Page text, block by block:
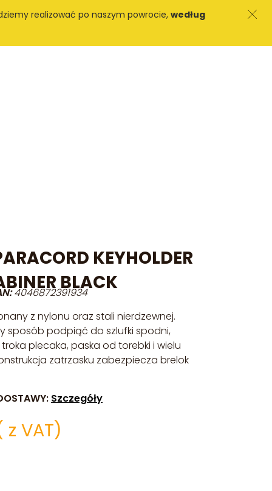
KEYHOLDER
BLACK
z VAT)
4046872391934
z nylonu oraz stali nierdzewnej.
sposób podpiąć do szlufki spodni,
plecaka, paska od torebki i wielu
zatrzasku zabezpiecza brelok
Szczegóły
realizować po naszym powrocie, według